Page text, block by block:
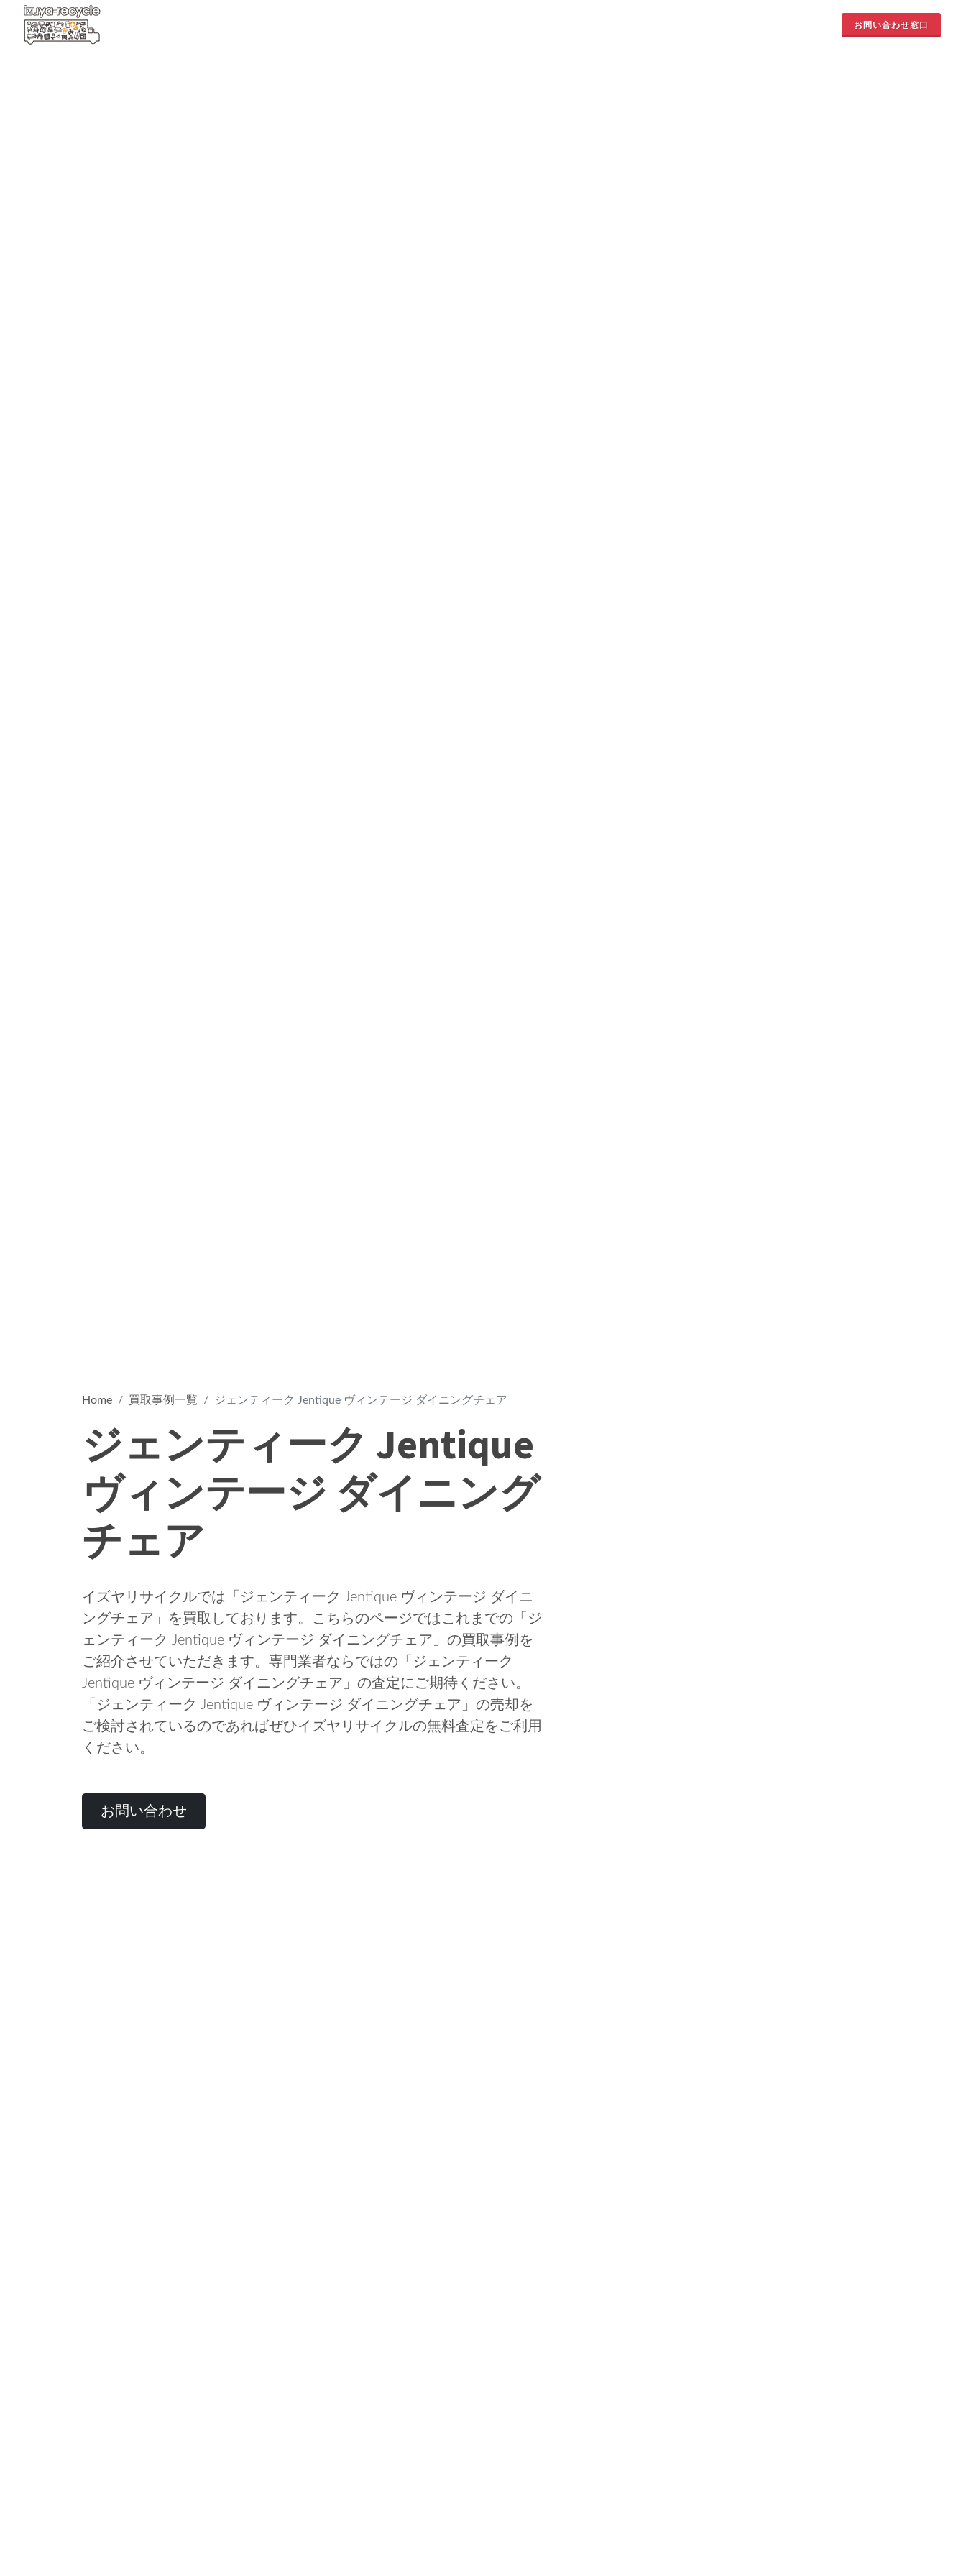
お問い合わせ窓口
Home 買取事例一覧 ジェンティーク Jentique ヴィンテージ ダイニングチェア
ジェンティーク Jentique
ヴィンテージ ダイニング
チェア
イズヤリサイクルでは「ジェンティーク Jentique ヴィンテージ ダイニ
ングチェア」を買取しております。こちらのページではこれまでの「ジ
ェンティーク Jentique ヴィンテージ ダイニングチェア」の買取事例を
ご紹介させていただきます。専門業者ならではの「ジェンティーク
Jentique ヴィンテージ ダイニングチェア」の査定にご期待ください。
「ジェンティーク Jentique ヴィンテージ ダイニングチェア」の売却を
ご検討されているのであればぜひイズヤリサイクルの無料査定をご利用
ください。
お問い合わせ